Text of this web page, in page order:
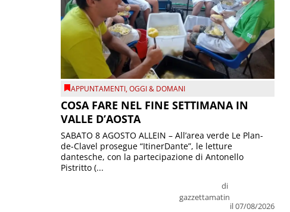
APPUNTAMENTI,OGGI & DOMANI
COSA FARE NEL FINE SETTIMANA IN
VALLE D’AOSTA
di
gazzettamatin
il 07/08/2026
SABATO 8 AGOSTO ALLEIN – All’area verde Le Plan-
de-Clavel prosegue “ItinerDante”, le letture
dantesche, con la partecipazione di Antonello
Pistritto (...